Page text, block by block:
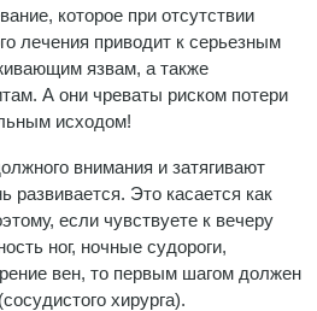
которое при отсутствии
лечения приводит к серьезным
язвам, а также
А они чреваты риском потери
исходом!
внимания и затягивают
развивается. Это касается как
если чувствуете к вечеру
ног, ночные судороги,
вен, то первым шагом должен
хирурга).